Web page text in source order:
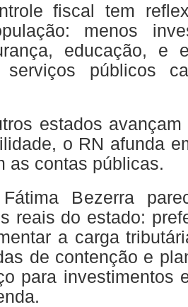
fiscal tem
menos
educação, e
serviços públicos
estados
o RN afunda
as contas públicas.
Bezerra
reais do estado:
a carga
de contenção e
para investimentos